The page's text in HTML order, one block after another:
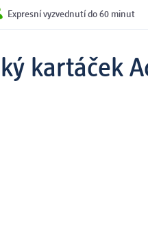
Expresní vyzvednutí do 60 minut
kartáček